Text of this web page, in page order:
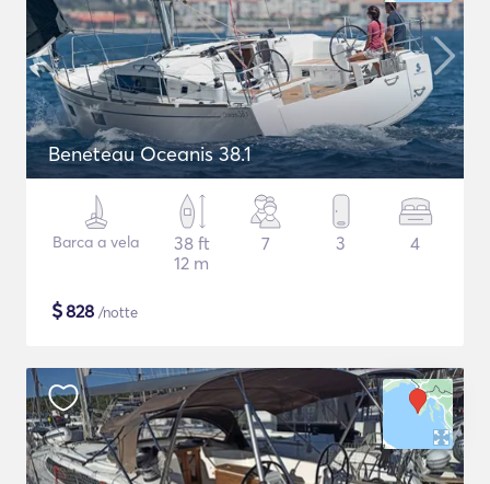
Beneteau Oceanis 38.1
Barca a vela
38 ft
12 m
7 3 4
$828 /notte